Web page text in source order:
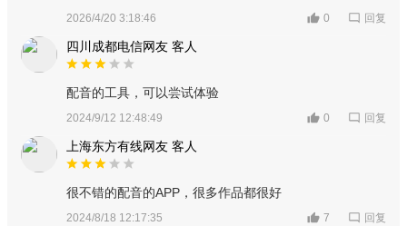
2026/4/20 3:18:46 0 回复
四川成都电信网友 客人
配音的工具，可以尝试体验
2024/9/12 12:48:49 0 回复
上海东方有线网友 客人
很不错的配音的APP，很多作品都很好
2024/8/18 12:17:35 7 回复